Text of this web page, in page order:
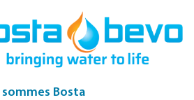
sommes Bosta